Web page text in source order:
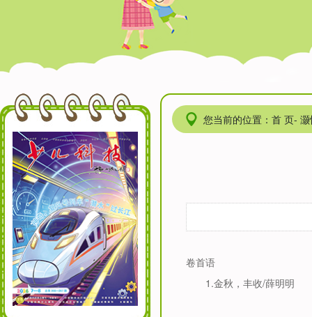
您当前的位置：首 页-
卷首语
1.金秋，丰收/薛明明